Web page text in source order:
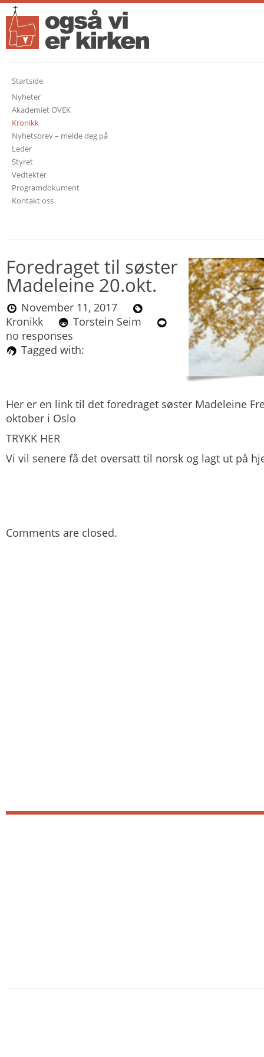
Startside
Nyheter
Akademiet OVEK
Kronikk
Nyhetsbrev – melde deg på
Leder
Styret
Vedtekter
Programdokument
Kontakt oss
Foredraget til søster
Madeleine 20.okt.
November 11, 2017
Kronikk
Torstein Seim
no responses
Tagged with:
Her er en link til det foredraget søster Madeleine
oktober i Oslo
TRYKK HER
Vi vil senere få det oversatt til norsk og lagt ut på
Comments are closed.